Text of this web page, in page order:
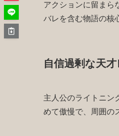
アクションに留まら
バレを含む物語の核
自信過剰な天
主人公のライトニン
めて傲慢で、周囲の